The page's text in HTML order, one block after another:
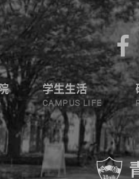
学生生活
CAMPUS LIFE